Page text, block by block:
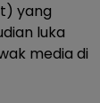
yang
luka
media di